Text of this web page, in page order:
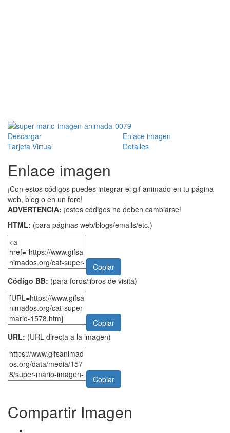
Descargar
Enlace imagen
Tarjeta Virtual
Detalles
Enlace imagen
¡Con estos códigos puedes integrar el gif animado en tu página
web, blog o en un foro!
ADVERTENCIA: ¡estos códigos no deben cambiarse!
HTML: (para páginas web/blogs/emails/etc.)
Copiar
Código BB: (para foros/libros de visita)
Copiar
URL: (URL directa a la imagen)
Copiar
Compartir Imagen